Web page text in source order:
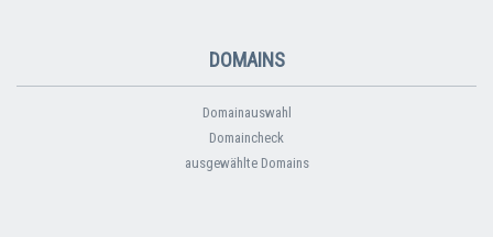
DOMAINS
Domainauswahl
Domaincheck
ausgewählte Domains